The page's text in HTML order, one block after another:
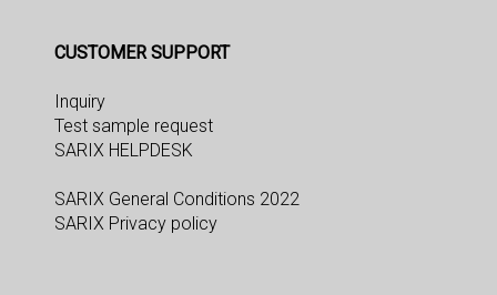
CUSTOMER SUPPORT
Inquiry
Test sample request
SARIX HELPDESK
SARIX General Conditions 2022
SARIX Privacy policy